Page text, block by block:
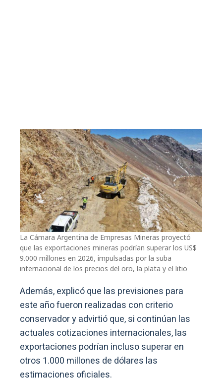
La Cámara Argentina de Empresas Mineras proyectó
que las exportaciones mineras podrían superar los US$
9.000 millones en 2026, impulsadas por la suba
internacional de los precios del oro, la plata y el litio
Además, explicó que las previsiones para
este año fueron realizadas con criterio
conservador y advirtió que, si continúan las
actuales cotizaciones internacionales, las
exportaciones podrían incluso superar en
otros 1.000 millones de dólares las
estimaciones oficiales.